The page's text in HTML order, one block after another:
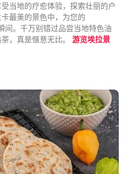
当地的疗愈体验，探索壮丽的户
最美的景色中，为您的
间。千万别错过品尝当地特色油
，真是惬意无比。 游览埃拉景